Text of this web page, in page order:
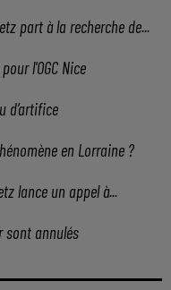
part à la recherche de...
l'OGC Nice
d’artifice
en Lorraine ?
lance un appel à...
sont annulés